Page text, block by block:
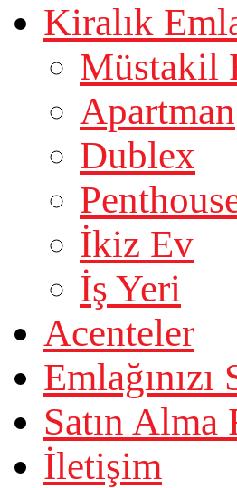
Kiralık
Müstakil
Apartman
Dublex
İkiz Ev
İş Yeri
Acenteler
Emlağınızı
Satın Alma
İletişim